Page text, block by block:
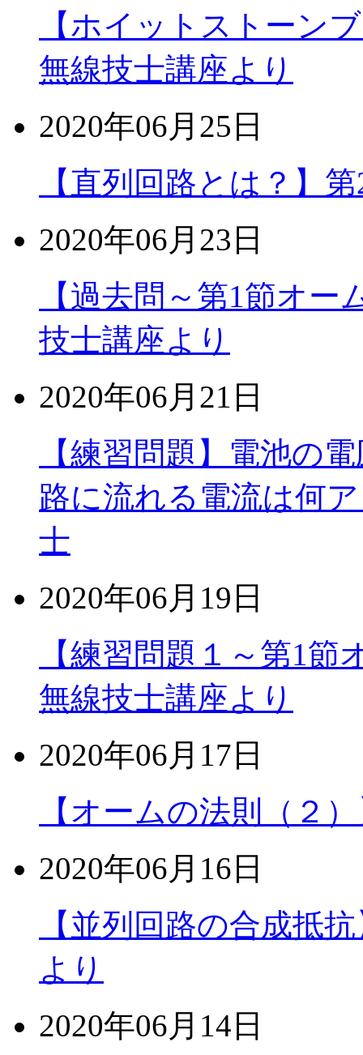
【ホイットストーン
無線技士講座より
2020年06月25日
【直列回路とは？】
2020年06月23日
【過去問～第1節オ
技士講座より
2020年06月21日
【練習問題】電池の
路に流れる電流は何
士
2020年06月19日
【練習問題１～第1
無線技士講座より
2020年06月17日
【オームの法則（２
2020年06月16日
【並列回路の合成抵
より
2020年06月14日